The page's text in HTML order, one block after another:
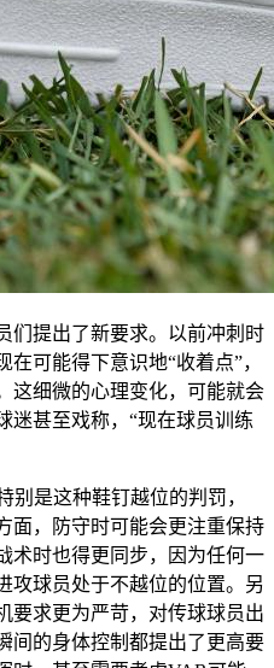
们提出了新要求。以前冲刺时
可能得下意识地“收着点”，
这细微的心理变化，可能就会
迷甚至戏称，“现在球员训练
别是这种鞋钉越位的判罚，
面，防守时可能会更注重保持
术时也得更同步，因为任何一
攻球员处于不越位的位置。另
要求更为严苛，对传球球员出
间的身体控制都提出了更高要